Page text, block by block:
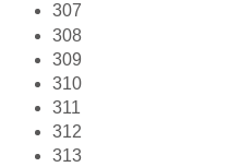
307
308
309
310
311
312
313